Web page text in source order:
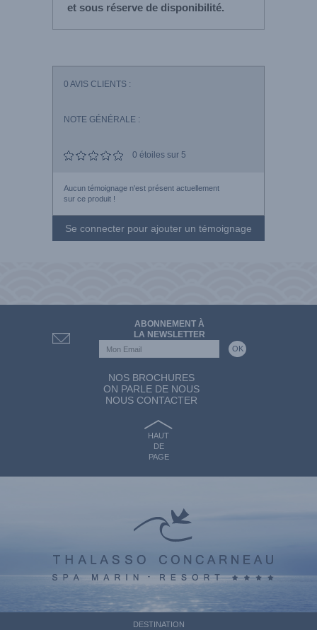
et sous réserve de disponibilité.
0 AVIS CLIENTS :
NOTE GÉNÉRALE :
0 étoiles sur 5
Aucun témoignage n'est présent actuellement
sur ce produit !
Se connecter pour ajouter un témoignage
ABONNEMENT À
LA NEWSLETTER
NOS BROCHURES
ON PARLE DE NOUS
NOUS CONTACTER
HAUT
DE
PAGE
DESTINATION